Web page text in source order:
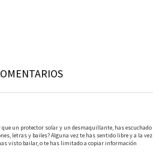
un protector solar y un desmaquillante, has escuchado
letras y bailes? Alguna vez te has sentido libre y a la vez
visto bailar, o te has limitado a copiar información